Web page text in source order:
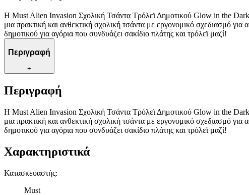
Η Must Alien Invasion Σχολική Τσάντα Τρόλεϊ Δημοτικού Glow in the Dark
μια πρακτική και ανθεκτική σχολική τσάντα με εργονομικό σχεδιασμό
δημοτικού για αγόρια που συνδυάζει σακίδιο πλάτης και τρόλεϊ μαζί!
Περιγραφή
+
Περιγραφή
Η Must Alien Invasion Σχολική Τσάντα Τρόλεϊ Δημοτικού Glow in the Dark
μια πρακτική και ανθεκτική σχολική τσάντα με εργονομικό σχεδιασμό
δημοτικού για αγόρια που συνδυάζει σακίδιο πλάτης και τρόλεϊ μαζί!
Χαρακτηριστικά
Κατασκευαστής:
Must